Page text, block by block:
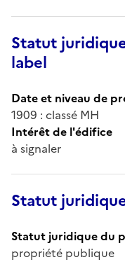
Statut
label
Date et niveau de
1909 : classé MH
Intérêt de l'édifice
à signaler
Statut
Statut juridique du
propriété publique